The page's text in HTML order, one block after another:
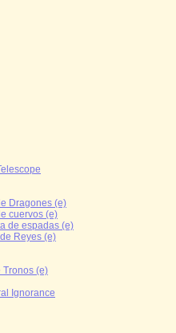
Dragones (e)
cuervos (e)
de espadas (e)
Reyes (e)
Tronos (e)
Ignorance